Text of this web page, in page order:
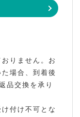
りません。お
場合、到着後
品交換を承り
付け不可とな